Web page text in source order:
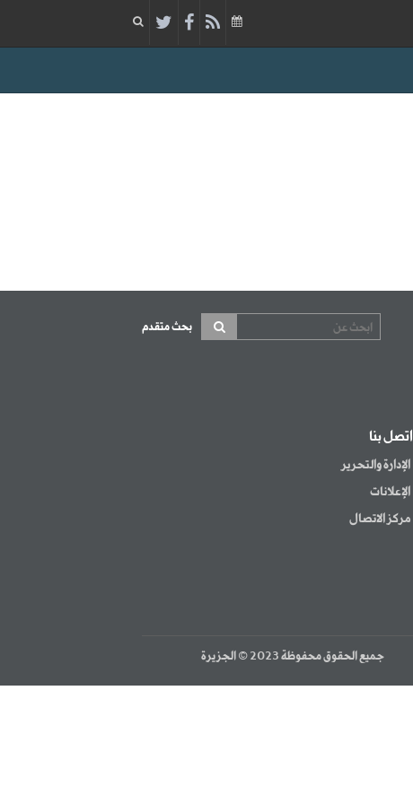
بحث متقدم
اتصل بنا
الإدارة والتحرير
الإعلانات
مركز الاتصال
جميع الحقوق محفوظة 2023 © الجزيرة